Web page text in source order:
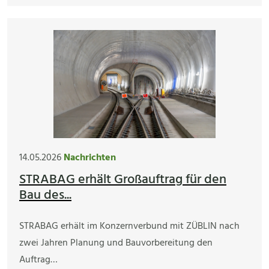
14.05.2026Nachrichten
STRABAG erhält Großauftrag für den
Bau des...
STRABAG erhält im Konzernverbund mit ZÜBLIN nach
zwei Jahren Planung und Bauvorbereitung den
Auftrag…